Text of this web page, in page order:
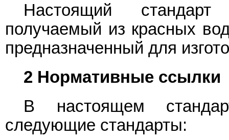
Настоящий
получаемый из красных
предназначенный для
2 Нормативные ссылки
В настоящем
следующие стандарты: